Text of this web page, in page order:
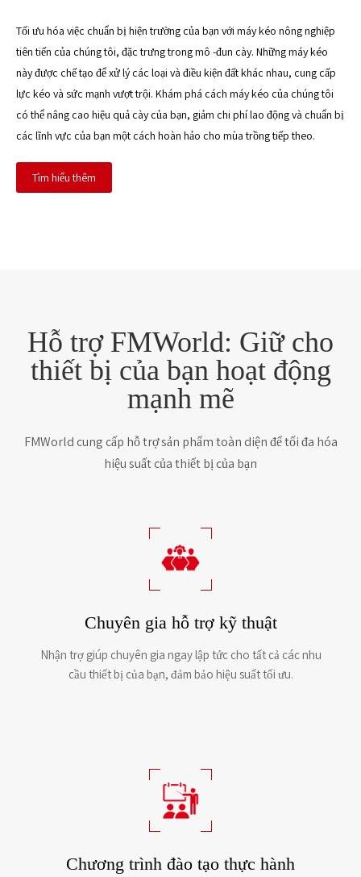
Tối ưu hóa việc chuẩn bị hiện trường của bạn với máy kéo nông nghiệp
tiên tiến của chúng tôi, đặc trưng trong mô -đun cày. Những máy kéo
này được chế tạo để xử lý các loại và điều kiện đất khác nhau, cung cấp
lực kéo và sức mạnh vượt trội. Khám phá cách máy kéo của chúng tôi
có thể nâng cao hiệu quả cày của bạn, giảm chi phí lao động và chuẩn bị
các lĩnh vực của bạn một cách hoàn hảo cho mùa trồng tiếp theo.
Tìm hiểu thêm
Hỗ trợ FMWorld: Giữ cho
thiết bị của bạn hoạt động
mạnh mẽ
FMWorld cung cấp hỗ trợ sản phẩm toàn diện để tối đa hóa
hiệu suất của thiết bị của bạn
Chuyên gia hỗ trợ kỹ thuật
Nhận trợ giúp chuyên gia ngay lập tức cho tất cả các nhu
cầu thiết bị của bạn, đảm bảo hiệu suất tối ưu.
Chương trình đào tạo thực hành